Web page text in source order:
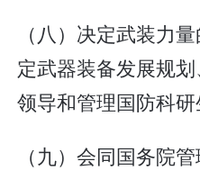
（八）决定武装力
定武器装备发展规
领导和管理国防科研
（九）会同国务院